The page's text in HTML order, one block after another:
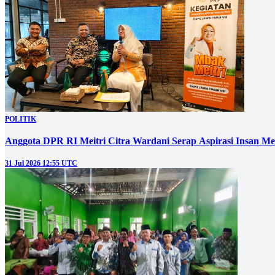
POLITIK
Anggota DPR RI Meitri Citra Wardani Serap Aspirasi Insan
31 Jul 2026 12:55 UTC